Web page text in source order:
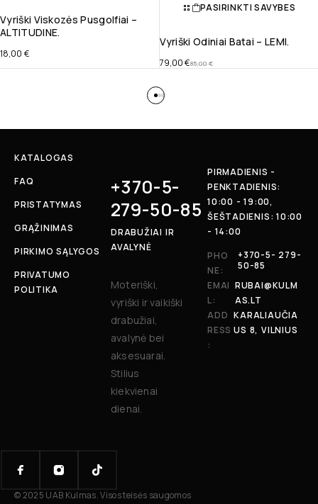
Vyriški Viskozės Pusgolfiai –
ALTITUDINE.
18,00 €
PASIRINKTI SAVYBES
Vyriški Odiniai Batai – LEMI.
85,00€
79,00€
KATALOGAS
FAQ
PRISTATYMAS
GRĄŽINIMAS
PIRKIMO SĄLYGOS
PRIVATUMO
POLITIKA
+370-5-
279-50-85
DRABUŽIAI IR
AVALYNĖ
Moteriški,
vyriški ir vaikiški
drabužiai,
avalynė bei
aksesuarai.
Stilius
kiekvienai
dienai.
PIRMADIENIS -
PENKTADIENIS:
10:00 - 19:00,
ŠEŠTADIENIS: 10:00
- 14:00
PHO
NE:
+370-5- 279-
50-85
EMAI
L:
RUBAI@KULM
AS.LT
ADD
RESS
:
KARALIAUČIA
US 8, VILNIUS
© 2025 UAB Kulmas. Visos teisės saugomos